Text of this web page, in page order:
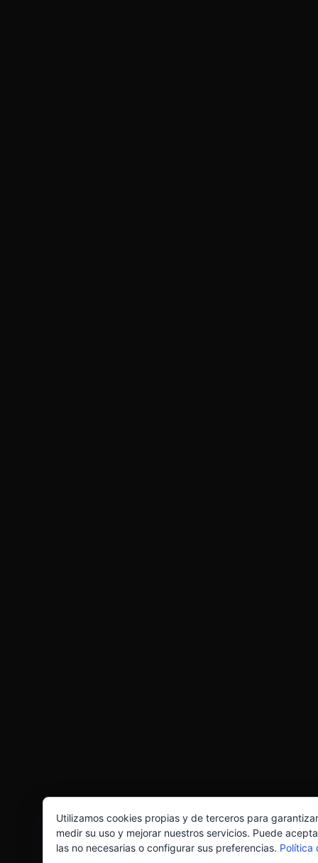
Utilizamos cookies propias y de terceros para
medir su uso y mejorar nuestros servicios. Puede
las no necesarias o configurar sus preferencias. Política